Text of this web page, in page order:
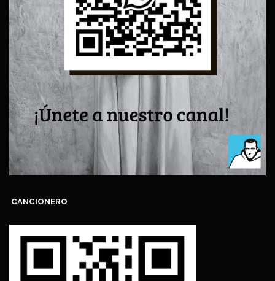
CANCIONERO